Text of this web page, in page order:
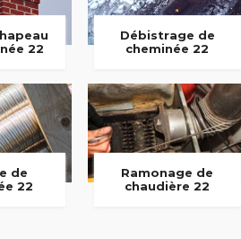
22
Débistrage de
cheminée 22
de
22
Ramonage de
chaudière 22